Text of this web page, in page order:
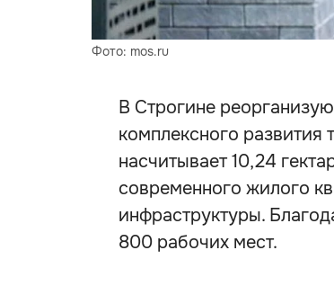
Фото: mos.ru
В Строгине
комплексного
насчитывает 10,24
современного жилого
инфраструктуры.
800 рабочих мест.